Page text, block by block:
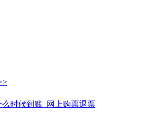
么时候到账_网上购票退票